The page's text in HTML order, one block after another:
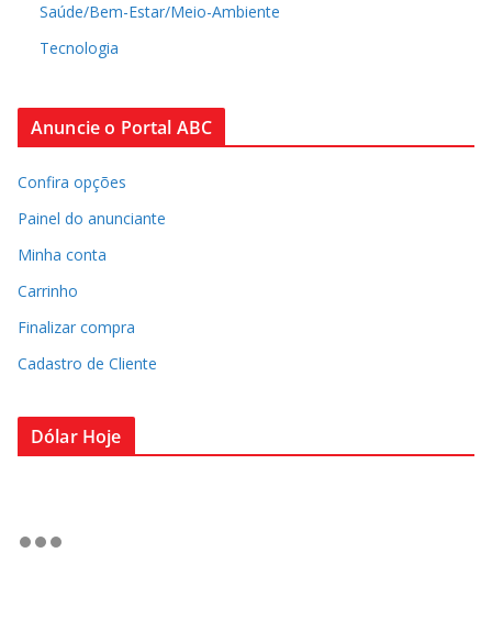
Saúde/Bem-Estar/Meio-Ambiente
Tecnologia
Anuncie o Portal ABC
Confira opções
Painel do anunciante
Minha conta
Carrinho
Finalizar compra
Cadastro de Cliente
Dólar Hoje